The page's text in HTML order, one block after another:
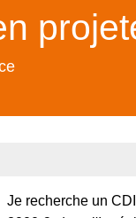
Je recherche un